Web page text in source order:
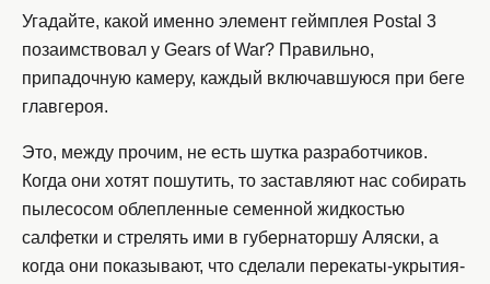
Угадайте, какой именно элемент геймплея Postal 3
позаимствовал у Gears of War? Правильно,
припадочную камеру, каждый включавшуюся при беге
главгероя.
Это, между прочим, не есть шутка разработчиков.
Когда они хотят пошутить, то заставляют нас собирать
пылесосом облепленные семенной жидкостью
салфетки и стрелять ими в губернаторшу Аляски, а
когда они показывают, что сделали перекаты-укрытия-